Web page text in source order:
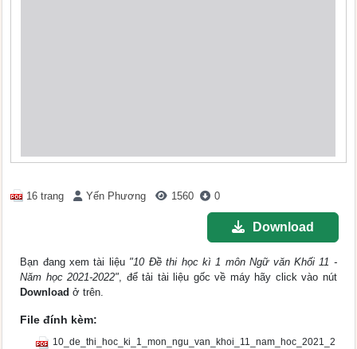
16 trang Yến Phương 1560 0
Download
Bạn đang xem tài liệu "10 Đề thi học kì 1 môn Ngữ văn Khối 11 -
Năm học 2021-2022", để tải tài liệu gốc về máy hãy click vào nút
Download ở trên.
File đính kèm:
10_de_thi_hoc_ki_1_mon_ngu_van_khoi_11_nam_hoc_2021_2